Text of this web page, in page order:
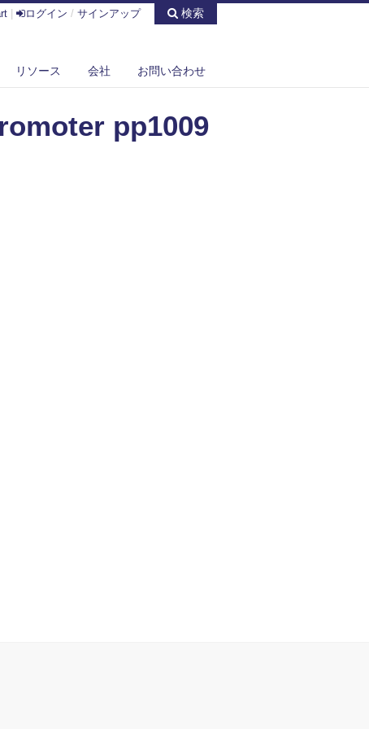
ログイン / サインアップ 検索
リソース 会社 お問い合わせ
pp1009